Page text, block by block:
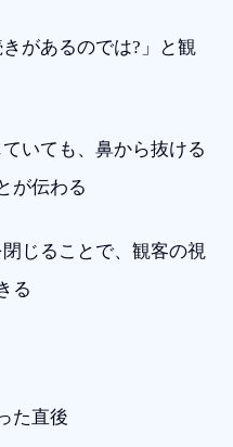
があるのでは?」と観
いても、鼻から抜ける
が伝わる
じることで、観客の視
る
た直後